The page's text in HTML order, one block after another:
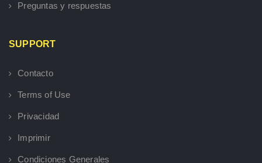
Preguntas y respuestas
SUPPORT
Contacto
Terms of Use
Privacidad
Imprimir
Condiciones Generales